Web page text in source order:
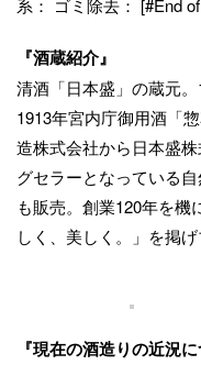
『酒蔵紹介』
清酒「日本盛」の蔵元。
1913年宮内庁御用酒「
造株式会社から日本盛
グセラーとなっている
も販売。創業120年を
しく、美しく。」を掲
『現在の酒造りの近況に